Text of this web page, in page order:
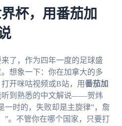
杯，用番茄加
了，作为四年一度的足球盛
想象一下：你在加拿大的多
开咪咕视频或B站，用番茄加
听到熟悉的中文解说——贺炜
一时的，失败却是主旋律”，詹
”。不管你在哪个国家，只要打